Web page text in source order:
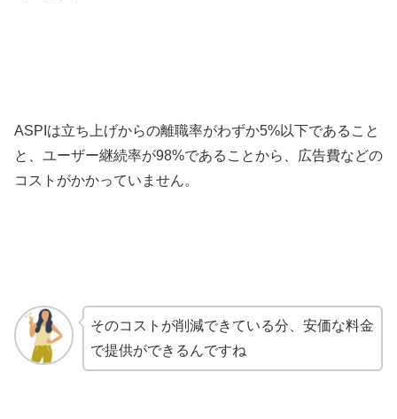
ASPIは立ち上げからの離職率がわずか5%以下であること
と、ユーザー継続率が98%であることから、広告費などの
コストがかかっていません。
そのコストが削減できている分、安価な料金
で提供ができるんですね